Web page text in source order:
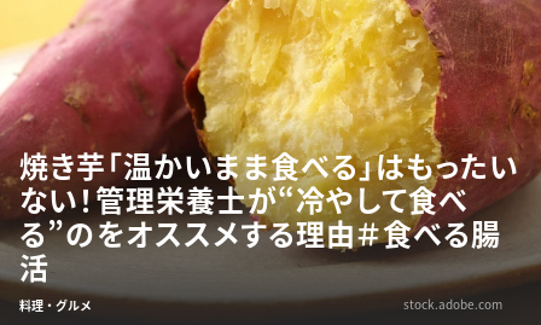
焼き芋「温かいまま食べる」はもったい
ない！管理栄養士が“冷やして食べ
る”のをオススメする理由＃食べる腸
活
料理・グルメ stock.adobe.com